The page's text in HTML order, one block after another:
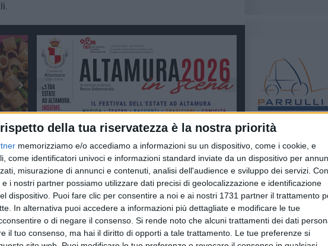
della tua riservatezza è la nostra priorità
memorizziamo e/o accediamo a informazioni su un dispositivo, come i cookie, e
come identificatori univoci e informazioni standard inviate da un dispositivo per
misurazione di annunci e contenuti, analisi dell'audience e sviluppo dei servizi.
i nostri partner possiamo utilizzare dati precisi di geolocalizzazione e identificazione
dispositivo. Puoi fare clic per consentire a noi e ai nostri 1731 partner il trattamento
In alternativa puoi accedere a informazioni più dettagliate e modificare le tue
o di negare il consenso. Si rende noto che alcuni trattamenti dei dati
il tuo consenso, ma hai il diritto di opporti a tale trattamento. Le tue preferenze si